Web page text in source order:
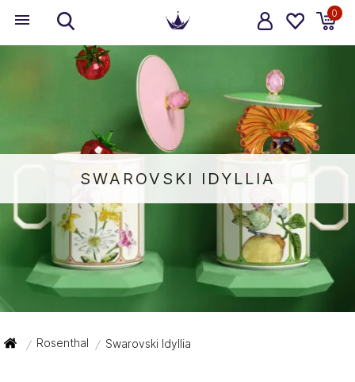
0
SWAROVSKI IDYLLIA
/ Rosenthal / Swarovski Idyllia